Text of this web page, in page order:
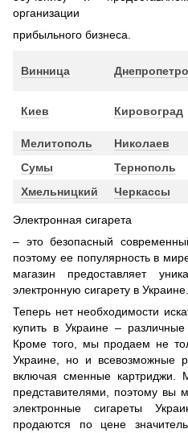
организации
прибыльного бизнеса.
Винница
Киев Кировоград
Мелитополь Николаев
Сумы
Тернополь
Хмельницкий
Черкассы
Электронная сигарета
– это безопасный
поэтому ее популярность в
магазин предоставляет
электронную сигарету в Украине.
Теперь нет необходимости
купить в Украине –
Кроме того, мы продаем не
Украине, но и всевозможные
включая сменные
представителями, поэтому вы
электронные сигареты
продаются по цене